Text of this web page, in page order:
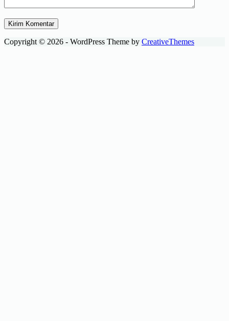
Kirim Komentar
Copyright © 2026 - WordPress Theme by CreativeThemes